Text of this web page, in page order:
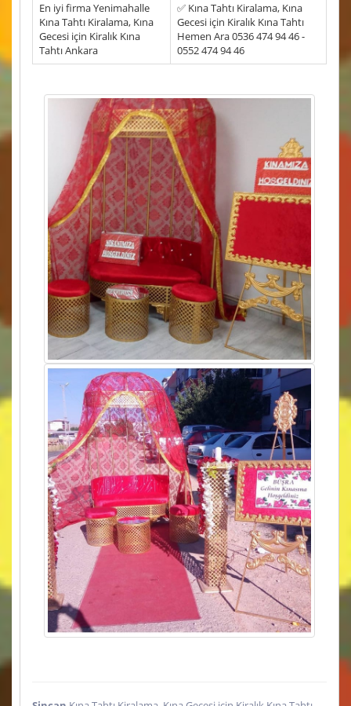
En iyi firma Yenimahalle
Kına Tahtı Kiralama, Kına
Gecesi için Kiralık Kına
Tahtı Ankara
✅ Kına Tahtı Kiralama, Kına
Gecesi için Kiralık Kına Tahtı
Hemen Ara 0536 474 94 46 -
0552 474 94 46